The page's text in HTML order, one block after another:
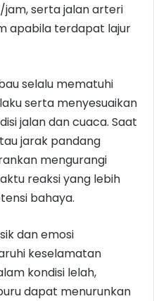
serta jalan arteri
apabila terdapat lajur
selalu mematuhi
serta menyesuaikan
jalan dan cuaca. Saat
jarak pandang
mengurangi
reaksi yang lebih
bahaya.
dan emosi
keselamatan
kondisi lelah,
dapat menurunkan